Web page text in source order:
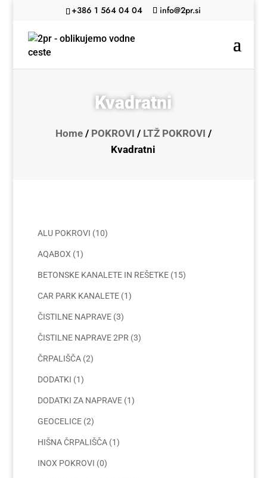
+386 1 564 04 04 info@2pr.si
Kvadratni
Home/ POKROVI / LTŽ POKROVI /
Kvadratni
ALU POKROVI (10)
AQABOX (1)
BETONSKE KANALETE IN REŠETKE (15)
CAR PARK KANALETE (1)
ČISTILNE NAPRAVE (3)
ČISTILNE NAPRAVE 2PR (3)
ČRPALIŠČA (2)
DODATKI (1)
DODATKI ZA NAPRAVE (1)
GEOCELICE (2)
HIŠNA ČRPALIŠČA (1)
INOX POKROVI (0)